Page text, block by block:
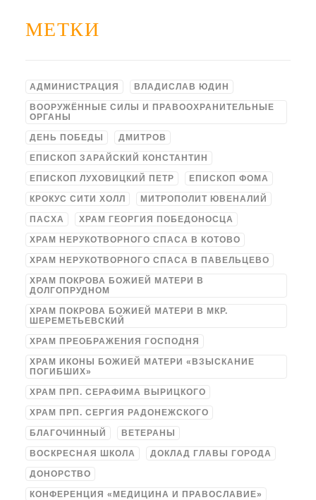
МЕТКИ
АДМИНИСТРАЦИЯ ВЛАДИСЛАВ ЮДИН
ВООРУЖЁННЫЕ СИЛЫ И ПРАВООХРАНИТЕЛЬНЫЕ
ОРГАНЫ
ДЕНЬ ПОБЕДЫ ДМИТРОВ
ЕПИСКОП ЗАРАЙСКИЙ КОНСТАНТИН
ЕПИСКОП ЛУХОВИЦКИЙ ПЕТР ЕПИСКОП ФОМА
КРОКУС СИТИ ХОЛЛ МИТРОПОЛИТ ЮВЕНАЛИЙ
ПАСХА ХРАМ ГЕОРГИЯ ПОБЕДОНОСЦА
ХРАМ НЕРУКОТВОРНОГО СПАСА В КОТОВО
ХРАМ НЕРУКОТВОРНОГО СПАСА В ПАВЕЛЬЦЕВО
ХРАМ ПОКРОВА БОЖИЕЙ МАТЕРИ В
ДОЛГОПРУДНОМ
ХРАМ ПОКРОВА БОЖИЕЙ МАТЕРИ В МКР.
ШЕРЕМЕТЬЕВСКИЙ
ХРАМ ПРЕОБРАЖЕНИЯ ГОСПОДНЯ
ХРАМ ИКОНЫ БОЖИЕЙ МАТЕРИ «ВЗЫСКАНИЕ
ПОГИБШИХ»
ХРАМ ПРП. СЕРАФИМА ВЫРИЦКОГО
ХРАМ ПРП. СЕРГИЯ РАДОНЕЖСКОГО
БЛАГОЧИННЫЙ ВЕТЕРАНЫ
ВОСКРЕСНАЯ ШКОЛА ДОКЛАД ГЛАВЫ ГОРОДА
ДОНОРСТВО
КОНФЕРЕНЦИЯ «МЕДИЦИНА И ПРАВОСЛАВИЕ»